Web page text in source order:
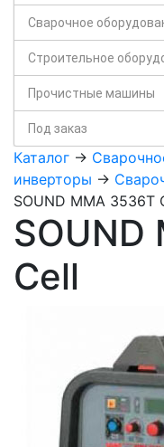
Сварочное
Строительное
Прочистные машины
Под заказ
Каталог ->
инверторы ->
SOUND MMA 3536T
SOUND
Cell